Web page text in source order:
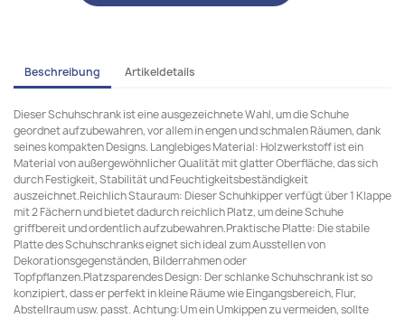
Beschreibung Artikeldetails
Dieser Schuhschrank ist eine ausgezeichnete Wahl, um die Schuhe
geordnet aufzubewahren, vor allem in engen und schmalen Räumen, dank
seines kompakten Designs. Langlebiges Material: Holzwerkstoff ist ein
Material von außergewöhnlicher Qualität mit glatter Oberfläche, das sich
durch Festigkeit, Stabilität und Feuchtigkeitsbeständigkeit
auszeichnet.Reichlich Stauraum: Dieser Schuhkipper verfügt über 1 Klappe
mit 2 Fächern und bietet dadurch reichlich Platz, um deine Schuhe
griffbereit und ordentlich aufzubewahren.Praktische Platte: Die stabile
Platte des Schuhschranks eignet sich ideal zum Ausstellen von
Dekorationsgegenständen, Bilderrahmen oder
Topfpflanzen.Platzsparendes Design: Der schlanke Schuhschrank ist so
konzipiert, dass er perfekt in kleine Räume wie Eingangsbereich, Flur,
Abstellraum usw. passt. Achtung:Um ein Umkippen zu vermeiden, sollte